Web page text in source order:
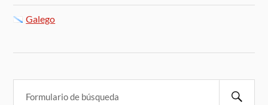
Galego